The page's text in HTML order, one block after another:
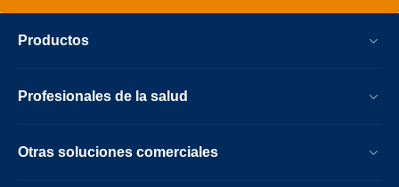
Productos
Profesionales de la salud
Otras soluciones comerciales